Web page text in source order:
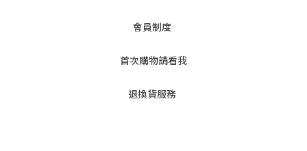
會員制度
首次購物請看我
退換貨服務